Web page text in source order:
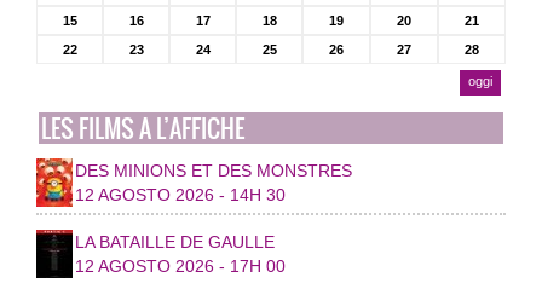
15
16 17 18 19 20
21
22
23 24 25 26 27 28
oggi
LES FILMS A L’AFFICHE
DES MINIONS ET DES MONSTRES
12 AGOSTO 2026 - 14H 30
LA BATAILLE DE GAULLE
12 AGOSTO 2026 - 17H 00